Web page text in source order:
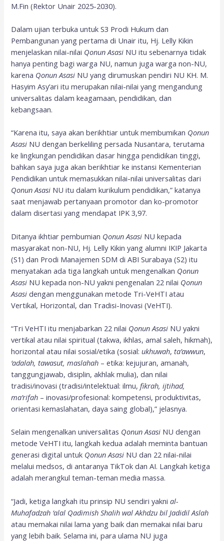
M.Fin (Rektor Unair 2025-2030).
Dalam ujian terbuka untuk S3 Prodi Hukum dan
Pembangunan yang pertama di Unair itu, Hj. Lelly Kikin
menjelaskan nilai-nilai Qonun Asasi NU itu sebenarnya tidak
hanya penting bagi warga NU, namun juga warga non-NU,
karena Qonun Asasi NU yang dirumuskan pendiri NU KH. M.
Hasyim Asy’ari itu merupakan nilai-nilai yang mengandung
universalitas dalam keagamaan, pendidikan, dan
kebangsaan.
“Karena itu, saya akan berikhtiar untuk membumikan Qonun
Asasi NU dengan berkeliling persada Nusantara, terutama
ke lingkungan pendidikan dasar hingga pendidikan tinggi,
bahkan saya juga akan berikhtiar ke instansi Kementerian
Pendidikan untuk memasukkan nilai-nilai universalitas dari
Qonun Asasi NU itu dalam kurikulum pendidikan,” katanya
saat menjawab pertanyaan promotor dan ko-promotor
dalam disertasi yang mendapat IPK 3,97.
Ditanya ikhtiar pembumian Qonun Asasi NU kepada
masyarakat non-NU, Hj. Lelly Kikin yang alumni IKIP Jakarta
(S1) dan Prodi Manajemen SDM di ABI Surabaya (S2) itu
menyatakan ada tiga langkah untuk mengenalkan Qonun
Asasi NU kepada non-NU yakni pengenalan 22 nilai Qonun
Asasi dengan menggunakan metode Tri-VeHTI atau
Vertikal, Horizontal, dan Tradisi-Inovasi (VeHTI).
“Tri VeHTI itu menjabarkan 22 nilai Qonun Asasi NU yakni
vertikal atau nilai spiritual (takwa, ikhlas, amal saleh, hikmah),
horizontal atau nilai sosial/etika (sosial:ukhuwah,ta’awwun,
‘adalah, tawasut, maslahah – etika: kejujuran, amanah,
tanggungjawab, disiplin, akhlak mulia), dan nilai
tradisi/inovasi (tradisi/intelektual: ilmu, fikrah, ijtihad,
ma’rifah – inovasi/profesional: kompetensi, produktivitas,
orientasi kemaslahatan, daya saing global),” jelasnya.
Selain mengenalkan universalitas Qonun Asasi NU dengan
metode VeHTI itu, langkah kedua adalah meminta bantuan
generasi digital untuk Qonun Asasi NU dan 22 nilai-nilai
melalui medsos, di antaranya TikTok dan AI. Langkah ketiga
adalah merangkul teman-teman media massa.
“Jadi, ketiga langkah itu prinsip NU sendiri yaknial-
Muhafadzah ‘alal Qadimish Shalih wal Akhdzu bil Jadidil Aslah
atau memakai nilai lama yang baik dan memakai nilai baru
yang lebih baik. Selama ini, para ulama NU juga